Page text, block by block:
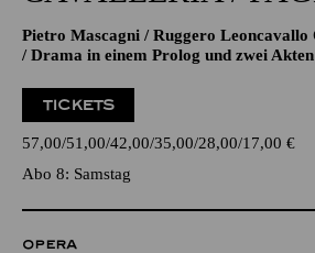
Pietro Mascagni / Ruggero Leoncavallo
/ Drama in einem Prolog und zwei Akten
TICKETS
57,00 51,00 42,00 35,00 28,00 17,00 €
Abo 8: Samstag
OPERA